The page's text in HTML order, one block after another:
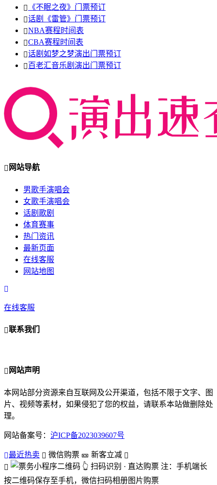
《不眠之夜》门票预订
话剧《雷管》门票预订
NBA赛程时间表
CBA赛程时间表
话剧如梦之梦演出门票预订
百老汇音乐剧演出门票预订
网站导航
男歌手演唱会
女歌手演唱会
话剧歌剧
体育赛事
热门资讯
最新页面
在线客服
网站地图
在线客服
联系我们
网站声明
本网站部分资源来自互联网及公开渠道，包括不限于文字、图
片、视频等素材，如果侵犯了您的权益，请联系本站做删除处
理。
网站备案号： 沪ICP备2023039607号
最近热卖 微信购票 🎫 新客立减
👆 扫码识别 · 直达购票 注：手机端长
按二维码保存至手机，微信扫码相册图片购票